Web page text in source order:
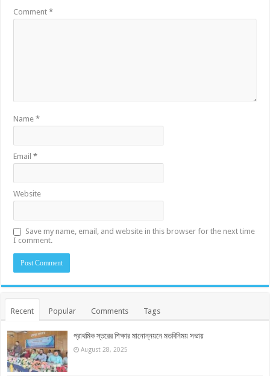
Comment*
Name*
Email*
Website
Save my name, email, and website in this browser for the next time
I comment.
Recent Popular Comments Tags
প্রাথমিক স্তরের শিক্ষার মানোন্নয়নে মতবিনিময় সভায়
August 28, 2025